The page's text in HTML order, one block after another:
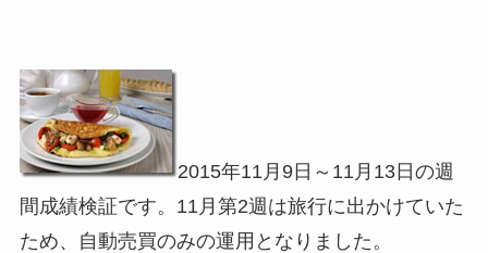
2015年11月9日～11月13日の週
間成績検証です。11月第2週は旅行に出かけていた
ため、自動売買のみの運用となりました。